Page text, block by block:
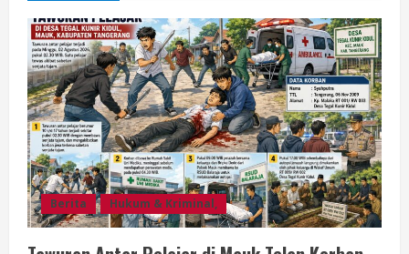
e
R
e
a
d
i
Berita Hukum & Kriminal,